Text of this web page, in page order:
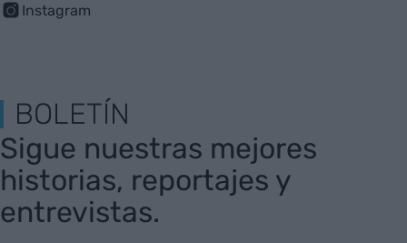
Instagram
BOLETÍN
Sigue nuestras mejores
historias, reportajes y
entrevistas.